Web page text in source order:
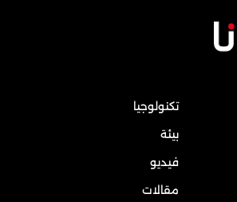
تكنولوجيا
بيئة
فيديو
مقالات